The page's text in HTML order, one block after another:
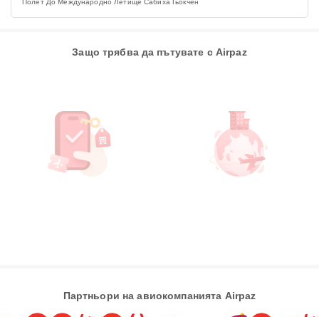
Полет До Международно Летище Сабиха Гьокчен
Защо трябва да пътувате с Airpaz
Партньори на авиокомпанията Airpaz